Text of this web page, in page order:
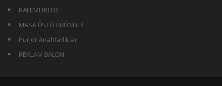
KALEMLİKLER
MASA ÜSTÜ ÜRÜNLER
Purjör Anahtarlıklar
REKLAM BALON